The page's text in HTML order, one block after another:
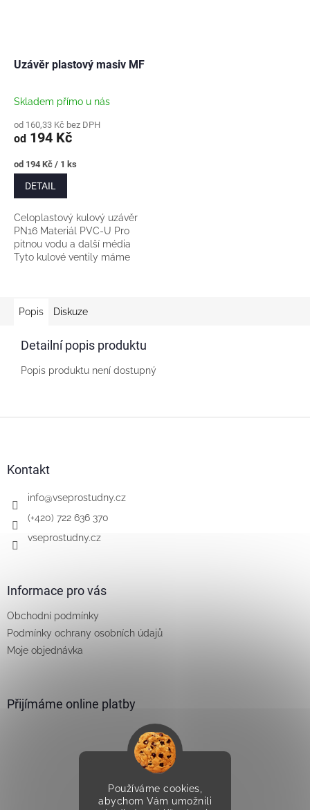
Používáme cookies,
abychom Vám umožnili
Uzávěr plastový masiv MF
Skladem přímo u nás
od 160,33 Kč bez DPH
od 194 Kč
Měrná
cena:
od 194 Kč / 1 ks
DETAIL
Celoplastový kulový uzávěr
PN16 Materiál PVC-U Pro
pitnou vodu a další média
Tyto kulové ventily máme
Popis Diskuze
Detailní popis produktu
Popis produktu není dostupný
Kontakt
info@vseprostudny.cz
(+420) 722 636 370
vseprostudny.cz
Informace pro vás
Obchodní podmínky
Podmínky ochrany osobních údajů
Moje objednávka
Přijímáme online platby
Vytvořilo Studio Avocado